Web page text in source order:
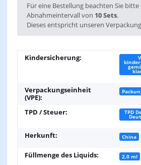
x
Für eine Bestellung beachten Sie bitte
Abnahmeintervall von 10 Sets.
Dieses entspricht unseren
Kindersicherung:
Verpackungseinheit
(VPE):
TPD / Steuer: TPD
Herkunft: China
Füllmenge des Liquids: 2,0 ml